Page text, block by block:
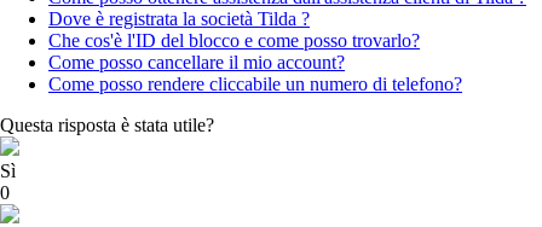
Dove è registrata la società Tilda ?
Che cos'è l'ID del blocco e come posso trovarlo?
Come posso cancellare il mio account?
Come posso rendere cliccabile un numero di telefono?
Questa risposta è stata utile?
Sì
0